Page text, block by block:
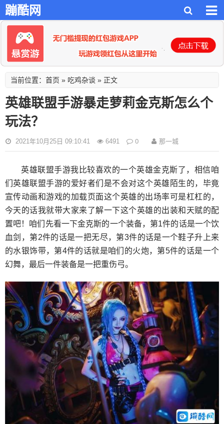
蹦酷网
当前位置： 首页 » 吃鸡杂谈 » 正文
英雄联盟手游暴走萝莉金克斯怎么个
玩法？
2021年10月25日 09:10:41 6491 0 那一城
英雄联盟手游我比较喜欢的一个英雄金克斯了，相信咱
们英雄联盟手游的爱好者们是不会对这个英雄陌生的，毕竟
宣传动画和游戏的加载页面这个英雄的出场率可是杠杠的，
今天的话我就带大家来了解一下这个英雄的出装和天赋的配
置吧！咱们先看一下金克斯的一个装备，第1件的话是一个饮
血剑，第2件的话是一把无尽，第3件的话是一个鞋子升上来
的水银饰带，第4件的话就是咱们的火炮，第5件的话是一个
幻舞，最后一件装备是一把重伤弓。